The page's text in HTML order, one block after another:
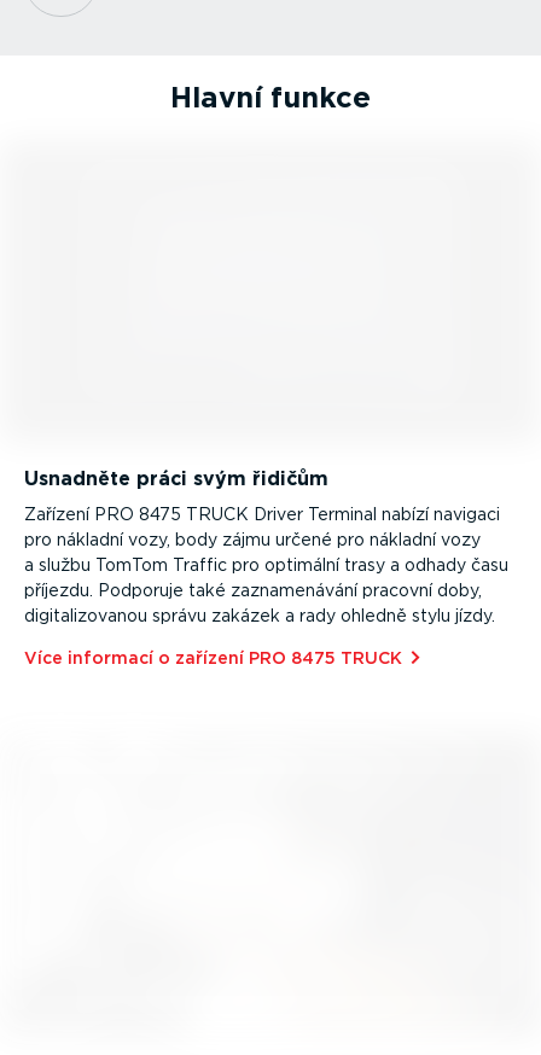
Hlavní funkce
Usnadněte práci svým řidičům
Zařízení PRO 8475 TRUCK Driver Terminal nabízí navigaci
pro nákladní vozy, body zájmu určené pro nákladní vozy
a službu TomTom Traffic pro optimální trasy a odhady času
příjezdu. Podporuje také zazna­me­návání pracovní doby,
digita­li­zo­vanou správu zakázek a rady ohledně stylu jízdy.
Více informací o zařízení PRO 8475 TRUCK